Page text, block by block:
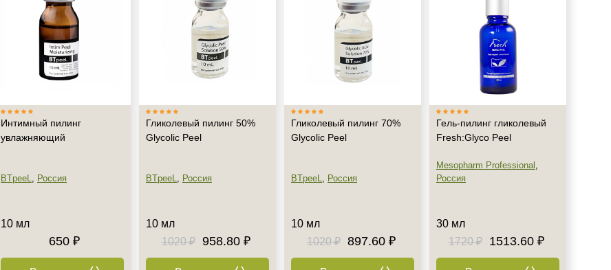
Интимный пилинг
увлажняющий
BTpeeL, Россия
10 мл
650 ₽
Гликолевый пилинг 50%
Glycolic Peel
BTpeeL, Россия
10 мл
1020 ₽
958.80 ₽
Гликолевый пилинг 70%
Glycolic Peel
BTpeeL, Россия
10 мл
1020 ₽
897.60 ₽
Гель-пилинг гликолевый
Fresh:Glyco Peel
Mesopharm Professional ,
Россия
30 мл
1720 ₽
1513.60 ₽